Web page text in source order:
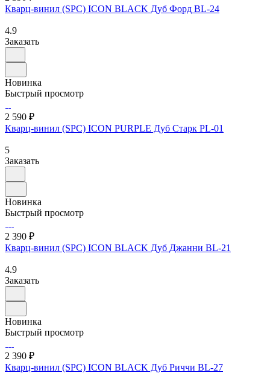
Кварц-винил (SPC) ICON BLACK Дуб Форд BL-24
4.9
Заказать
Новинка
Быстрый просмотр
2 590 ₽
Кварц-винил (SPC) ICON PURPLE Дуб Старк PL-01
5
Заказать
Новинка
Быстрый просмотр
2 390 ₽
Кварц-винил (SPC) ICON BLACK Дуб Джанни BL-21
4.9
Заказать
Новинка
Быстрый просмотр
2 390 ₽
Кварц-винил (SPC) ICON BLACK Дуб Риччи BL-27